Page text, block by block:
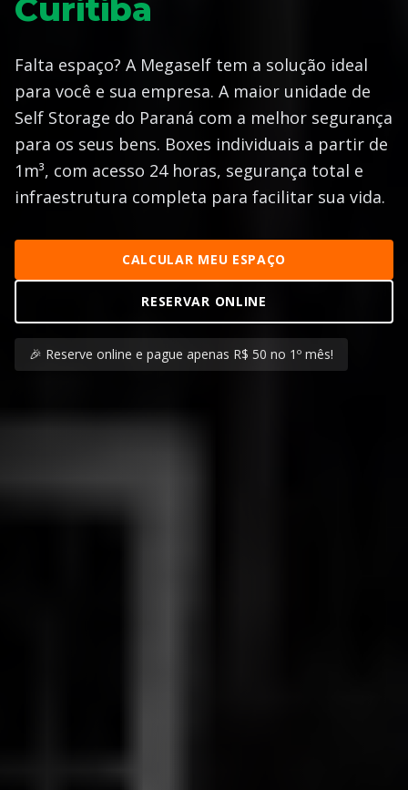
Curitiba
Falta espaço? A Megaself tem a solução ideal
para você e sua empresa. A maior unidade de
Self Storage do Paraná com a melhor segurança
para os seus bens. Boxes individuais a partir de
1m³, com acesso 24 horas, segurança total e
infraestrutura completa para facilitar sua vida.
CALCULAR MEU ESPAÇO
RESERVAR ONLINE
🎉 Reserve online e pague apenas R$ 50 no 1º mês!